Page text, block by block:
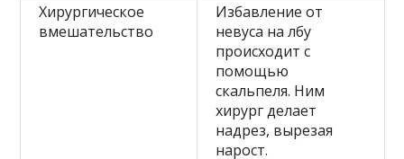
Хирургическое
вмешательство
Избавление от
невуса на лбу
происходит с
помощью
скальпеля. Ним
хирург делает
надрез, вырезая
нарост.